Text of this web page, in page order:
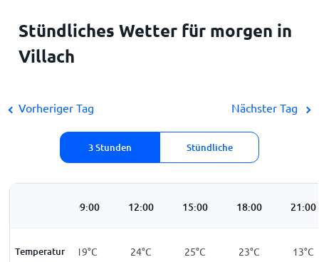
Stündliches Wetter für morgen in
Villach
Vorheriger Tag
3 Stunden Stündliche
Nächster Tag
09:00 12:00 15:00 18:00 21:00
Temperatur
12°C 19°C 24°C 25°C 23°C 13°C